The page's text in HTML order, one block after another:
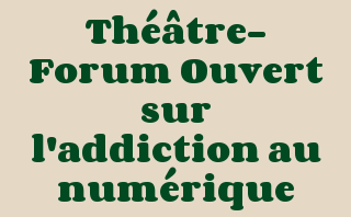
Théâtre-
Forum Ouvert
sur
l'addiction au
numérique